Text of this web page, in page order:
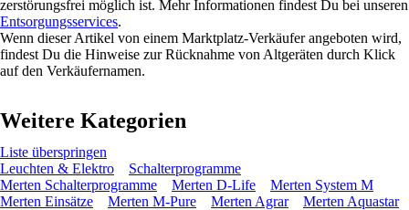
zerstörungsfrei möglich ist. Mehr Informationen findest Du bei unseren
Entsorgungsservices.
Wenn dieser Artikel von einem Marktplatz-Verkäufer angeboten wird,
findest Du die Hinweise zur Rücknahme von Altgeräten durch Klick
auf den Verkäufernamen.
Weitere Kategorien
Liste überspringen
Leuchten & Elektro
Schalterprogramme
Merten Schalterprogramme
Merten D-Life
Merten System M
Merten Einsätze
Merten M-Pure Merten Agrar Merten Aquastar